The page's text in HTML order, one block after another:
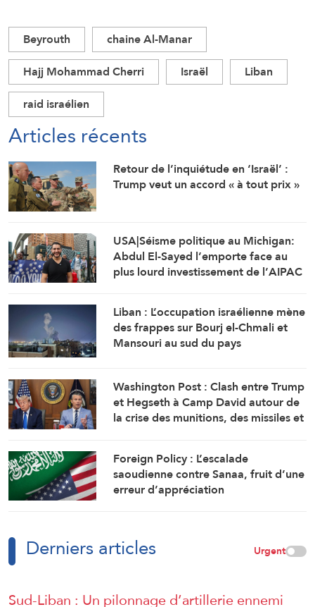
Beyrouth
chaine Al-Manar
Hajj Mohammad Cherri
Israël
Liban
raid israélien
Articles récents
Retour de l’inquiétude en ‘Israël’ :
Trump veut un accord « à tout prix »
USA|Séisme politique au Michigan:
Abdul El-Sayed l’emporte face au
plus lourd investissement de l’AIPAC
Liban : L’occupation israélienne mène
des frappes sur Bourj el-Chmali et
Mansouri au sud du pays
Washington Post : Clash entre Trump
et Hegseth à Camp David autour de
la crise des munitions, des missiles et
Foreign Policy : L’escalade
saoudienne contre Sanaa, fruit d’une
erreur d’appréciation
Derniers articles Urgent
Sud-Liban : Un pilonnage d’artillerie ennemi